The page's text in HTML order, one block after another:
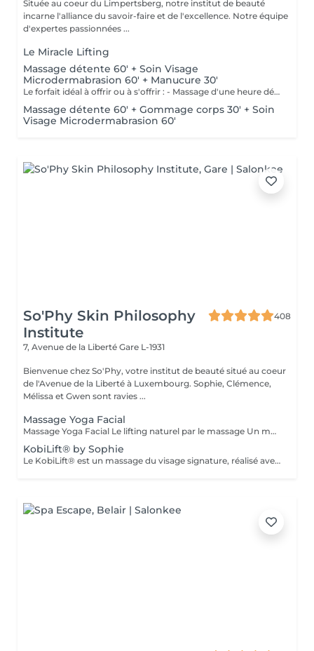
Située au coeur du Limpertsberg, notre institut de beauté
incarne l'alliance du savoir-faire et de l'excellence. Notre équipe
d'expertes passionnées ...
Le Miracle Lifting
Massage détente 60' + Soin Visage
Microdermabrasion 60' + Manucure 30'
Le forfait idéal à offrir ou à s'offrir : - Massage d'une heure détente. - Soin visage d'une heure adapté au type de peau comprenant démaquillage, gommage, extraction des comédons, massage, masque et crème de soin. - Manucure comprenant le limage, la pousse et coupe des cuticules, gommage et massage avec crème de soin. Base transparente comprise si souhaitée.
Massage détente 60' + Gommage corps 30' + Soin
Visage Microdermabrasion 60'
So'Phy Skin Philosophy
Institute
408
7, Avenue de la Liberté Gare L-1931
Bienvenue chez So'Phy, votre institut de beauté situé au coeur
de l'Avenue de la Liberté à Luxembourg. Sophie, Clémence,
Mélissa et Gwen sont ravies ...
Massage Yoga Facial
Massage Yoga Facial Le lifting naturel par le massage Un massage du visage dynamique et profond qui stimule les muscles et relance les circulations pour redessiner les contours du visage. Grâce à des manuvres expertes et à l'utilisation d'outils spécifiques comme le Gua Sha et les Mushrooms, ce soin agit à la fois sur la tonicité de la peau et la détente des tensions faciales. Il permet de lisser les traits, d'illuminer le teint et de révéler un visage plus reposé et naturellement sculpté. Un soin idéal pour celles et ceux qui recherchent un effet visible, tout en profitant d'un moment de relâchement profond. Comme chaque soin chez So'Phy, le massage est adapté en fonction des besoins de votre peau et des tensions observées.
KobiLift® by Sophie
Le KobiLift® est un massage du visage signature, réalisé avec une gestuelle précise et rythmée visant à stimuler les muscles, relancer les circulations et libérer les tensions. Il agit en profondeur pour redessiner les contours du visage, lisser les traits et raviver l'éclat de la peau, tout en procurant un effet liftant naturel. Le KobiLift est proposé seul, pour un effet immédiat, ou intégré dans un soin du visage complet afin d'en renforcer les résultats et d'améliorer la qualité de la peau. À la fois tonique et relaxant, ce soin offre un véritable moment de lâcher-prise tout en apportant des résultats visibles. Idéal pour celles et ceux qui recherchent un visage plus lisse, plus lumineux et naturellement raffermi.